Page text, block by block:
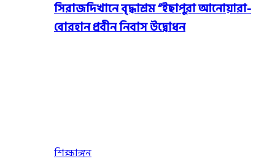
সিরাজদিখানে বৃদ্ধাশ্রম “ইছাপুরা আনোয়ারা-
বোরহান প্রবীন নিবাস উদ্বোধন
শিক্ষাঙ্গন